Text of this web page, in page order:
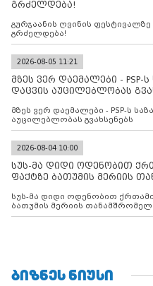
გრძელდება!
გურჯაანის ღვინის
გრძელდება!
2026-08-05 11:21
მზეს ვერ დაემალები - PSP-
დაცვის აუცილებლობას
მზეს ვერ დაემალები - PSP-ს
აუცილებლობას გვახსენებს
2026-08-04 10:00
სუს-მა დიდი ოდენობით
ფაქტზე ბათუმის მერიის
სუს-მა დიდი ოდენობით ქრთამის მოთხოვნისა და აღების ფაქტზე
ბათუმის მერიის
ᲑᲘᲖᲜᲔᲡ ᲜᲘᲣᲡᲘ